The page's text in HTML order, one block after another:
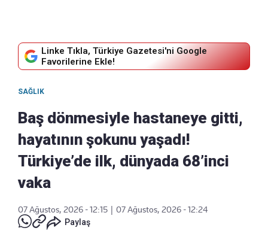
Linke Tıkla, Türkiye Gazetesi'ni Google
Favorilerine Ekle!
SAĞLIK
Baş dönmesiyle hastaneye gitti,
hayatının şokunu yaşadı!
Türkiye’de ilk, dünyada 68’inci
vaka
07 Ağustos, 2026 - 12:15
07 Ağustos, 2026 - 12:24
Paylaş